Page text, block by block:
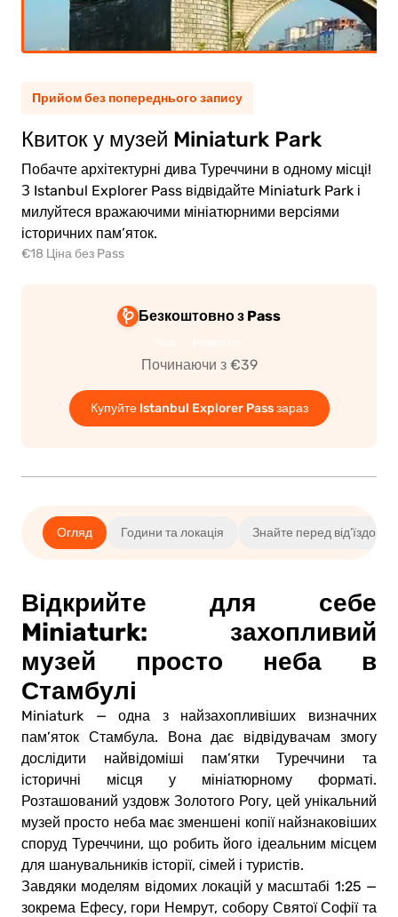
Прийом без попереднього запису
Квиток у музей Miniaturk Park
Побачте архітектурні дива Туреччини в одному місці!
З Istanbul Explorer Pass відвідайте Miniaturk Park і
милуйтеся вражаючими мініатюрними версіями
історичних пам’яток.
€18 Ціна без Pass
Безкоштовно з Pass
Починаючи з €39
Купуйте Istanbul Explorer Pass зараз
Огляд Години та локація Знайте перед від’їздом
Відкрийте для себе
Miniaturk: захопливий
музей просто неба в
Стамбулі
Miniaturk — одна з найзахопливіших визначних
пам’яток Стамбула. Вона дає відвідувачам змогу
дослідити найвідоміші пам’ятки Туреччини та
історичні місця у мініатюрному форматі.
Розташований уздовж Золотого Рогу, цей унікальний
музей просто неба має зменшені копії найзнаковіших
споруд Туреччини, що робить його ідеальним місцем
для шанувальників історії, сімей і туристів.
Завдяки моделям відомих локацій у масштабі 1:25 —
зокрема Ефесу, гори Немрут, собору Святої Софії та
(5-11)
0.00€